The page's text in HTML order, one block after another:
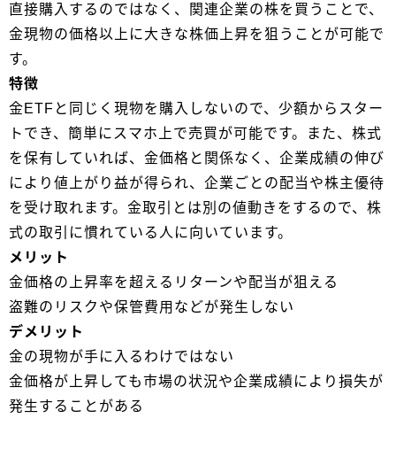
直接購入するのではなく、関連企業の株を買うことで、
金現物の価格以上に大きな株価上昇を狙うことが可能で
す。
特徴
金ETFと同じく現物を購入しないので、少額からスター
トでき、簡単にスマホ上で売買が可能です。また、株式
を保有していれば、金価格と関係なく、企業成績の伸び
により値上がり益が得られ、企業ごとの配当や株主優待
を受け取れます。金取引とは別の値動きをするので、株
式の取引に慣れている人に向いています。
メリット
金価格の上昇率を超えるリターンや配当が狙える
盗難のリスクや保管費用などが発生しない
デメリット
金の現物が手に入るわけではない
金価格が上昇しても市場の状況や企業成績により損失が
発生することがある